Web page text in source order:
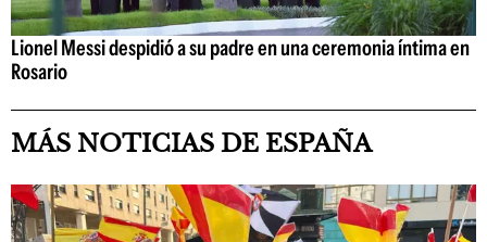
Lionel Messi despidió a su padre en una ceremonia íntima en
Rosario
MÁS NOTICIAS DE ESPAÑA